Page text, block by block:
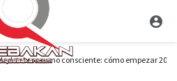
al consumo consciente: cómo empezar